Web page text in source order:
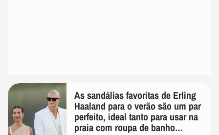
As sandálias favoritas de Erling
Haaland para o verão são um par
perfeito, ideal tanto para usar na
praia com roupa de banho